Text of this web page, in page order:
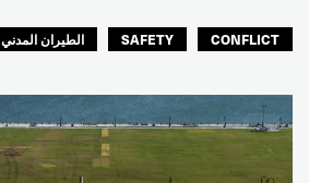
CONFLICT
SAFETY
الطيران المدني